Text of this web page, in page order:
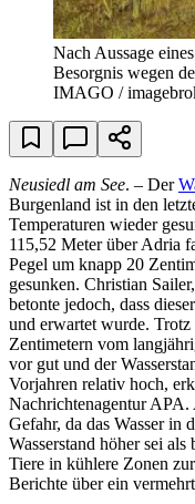
Nach Aussage
Besorgnis wegen
IMAGO /
Neusiedl am See. – Der
Burgenland ist in den
Temperaturen wieder
115,52 Meter über Adria
Pegel um knapp 20
gesunken. Christian
betonte jedoch, dass
und erwartet wurde.
Zentimetern vom
vor gut und der
Vorjahren relativ hoch,
Nachrichtenagentur APA.
Gefahr, da das Wasser in
Wasserstand höher sei
Tiere in kühlere Zonen
Berichte über ein